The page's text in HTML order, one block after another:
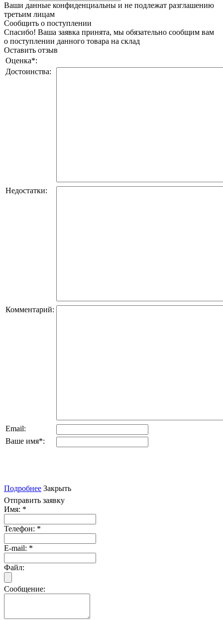
Ваши данные конфиденциальны и не подлежат разглашению
третьим лицам
Сообщить о поступлении
Спасибо! Ваша заявка принята, мы обязательно сообщим вам
о поступлении данного товара на склад
Оставить отзыв
Оценка*:
Достоинства:
Недостатки:
Комментарий:
Email:
Ваше имя*:
Подробнее Закрыть
Отправить заявку
Имя: *
Телефон: *
E-mail: *
Файл:
Сообщение: